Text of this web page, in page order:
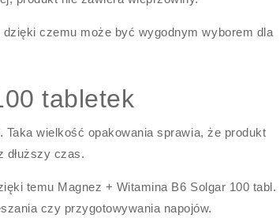
dzięki czemu może być wygodnym wyborem dla
tabletek
. Taka wielkość opakowania sprawia, że produkt
dłuższy czas.
temu Magnez + Witamina B6 Solgar 100 tabl.
czy przygotowywania napojów.